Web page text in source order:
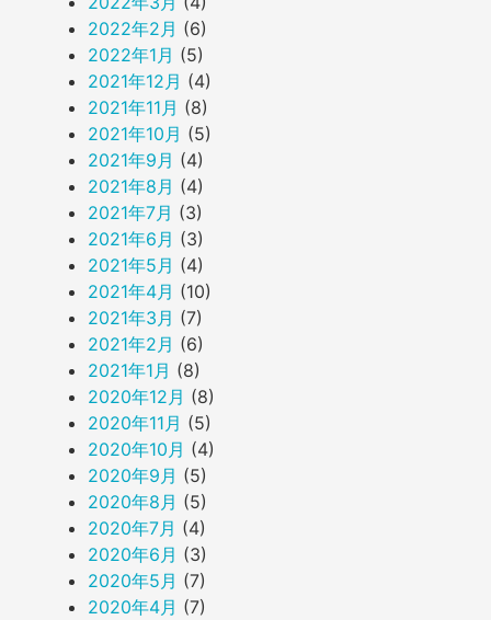
2022年2月 (6)
2022年1月 (5)
2021年12月 (4)
2021年11月 (8)
2021年10月 (5)
2021年9月 (4)
2021年8月 (4)
2021年7月 (3)
2021年6月 (3)
2021年5月 (4)
2021年4月 (10)
2021年3月 (7)
2021年2月 (6)
2021年1月 (8)
2020年12月 (8)
2020年11月 (5)
2020年10月 (4)
2020年9月 (5)
2020年8月 (5)
2020年7月 (4)
2020年6月 (3)
2020年5月 (7)
2020年4月 (7)